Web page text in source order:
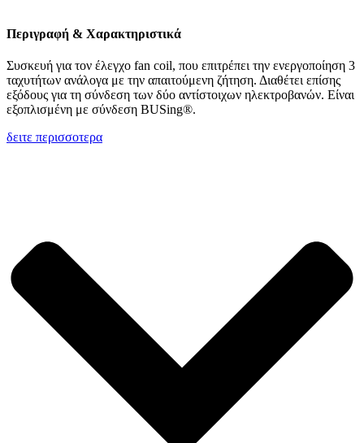
Περιγραφή & Χαρακτηριστικά
Συσκευή για τον έλεγχο fan coil, που επιτρέπει την ενεργοποίηση 3
ταχυτήτων ανάλογα με την απαιτούμενη ζήτηση. Διαθέτει επίσης
εξόδους για τη σύνδεση των δύο αντίστοιχων ηλεκτροβανών. Είναι
εξοπλισμένη με σύνδεση BUSing®.
δειτε περισσοτερα